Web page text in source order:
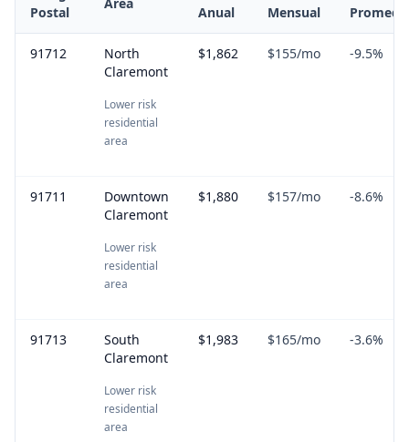
Postal
Anual
Mensual
91712
North
Claremont
Lower risk
residential
area
$1,862 $155/mo -9.5%
91711
Downtown
Claremont
Lower risk
residential
area
$1,880 $157/mo -8.6%
91713
South
Claremont
Lower risk
residential
area
$1,983 $165/mo -3.6%